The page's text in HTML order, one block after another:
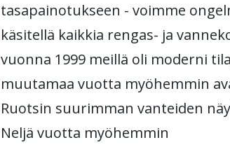
tasapainotukseen - voimme
käsitellä kaikkia rengas- ja
vuonna 1999 meillä oli moderni
muutamaa vuotta myöhemmin
Ruotsin suurimman vanteiden
Neljä vuotta myöhemmin